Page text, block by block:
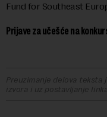
Fund for Southeast
Prijave za učešće na
Preuzimanje delova teksta
izvora i uz postavljanje